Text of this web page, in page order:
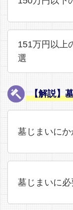
151万円以上
選
【解説】
墓じまいに
墓じまいに